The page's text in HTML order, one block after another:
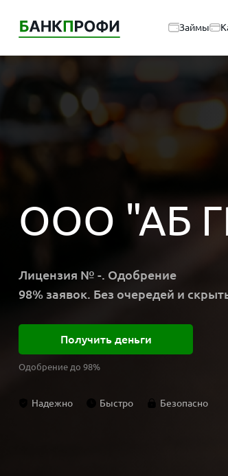
Займы
ООО "АБ
Лицензия № -. Одобрение
98% заявок. Без очередей и
Получить деньги
Одобрение до 98%
Надежно Быстро Безопасно